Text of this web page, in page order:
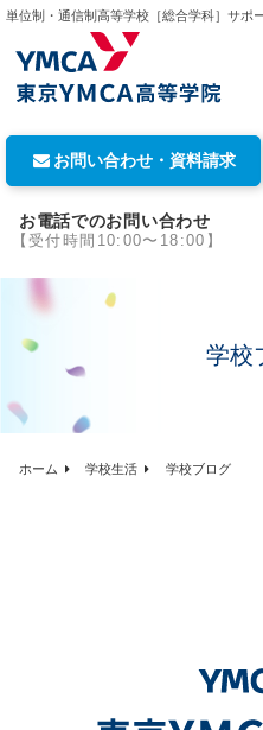
単位制・通信制高等学校［総合学科］サポ
お問い合わせ・資料請求
お電話でのお問い合わせ
【受付時間10:00〜18:00】
学校
ホーム 学校生活 学校ブログ